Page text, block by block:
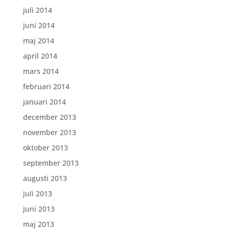
juli 2014
juni 2014
maj 2014
april 2014
mars 2014
februari 2014
januari 2014
december 2013
november 2013
oktober 2013
september 2013
augusti 2013
juli 2013
juni 2013
maj 2013